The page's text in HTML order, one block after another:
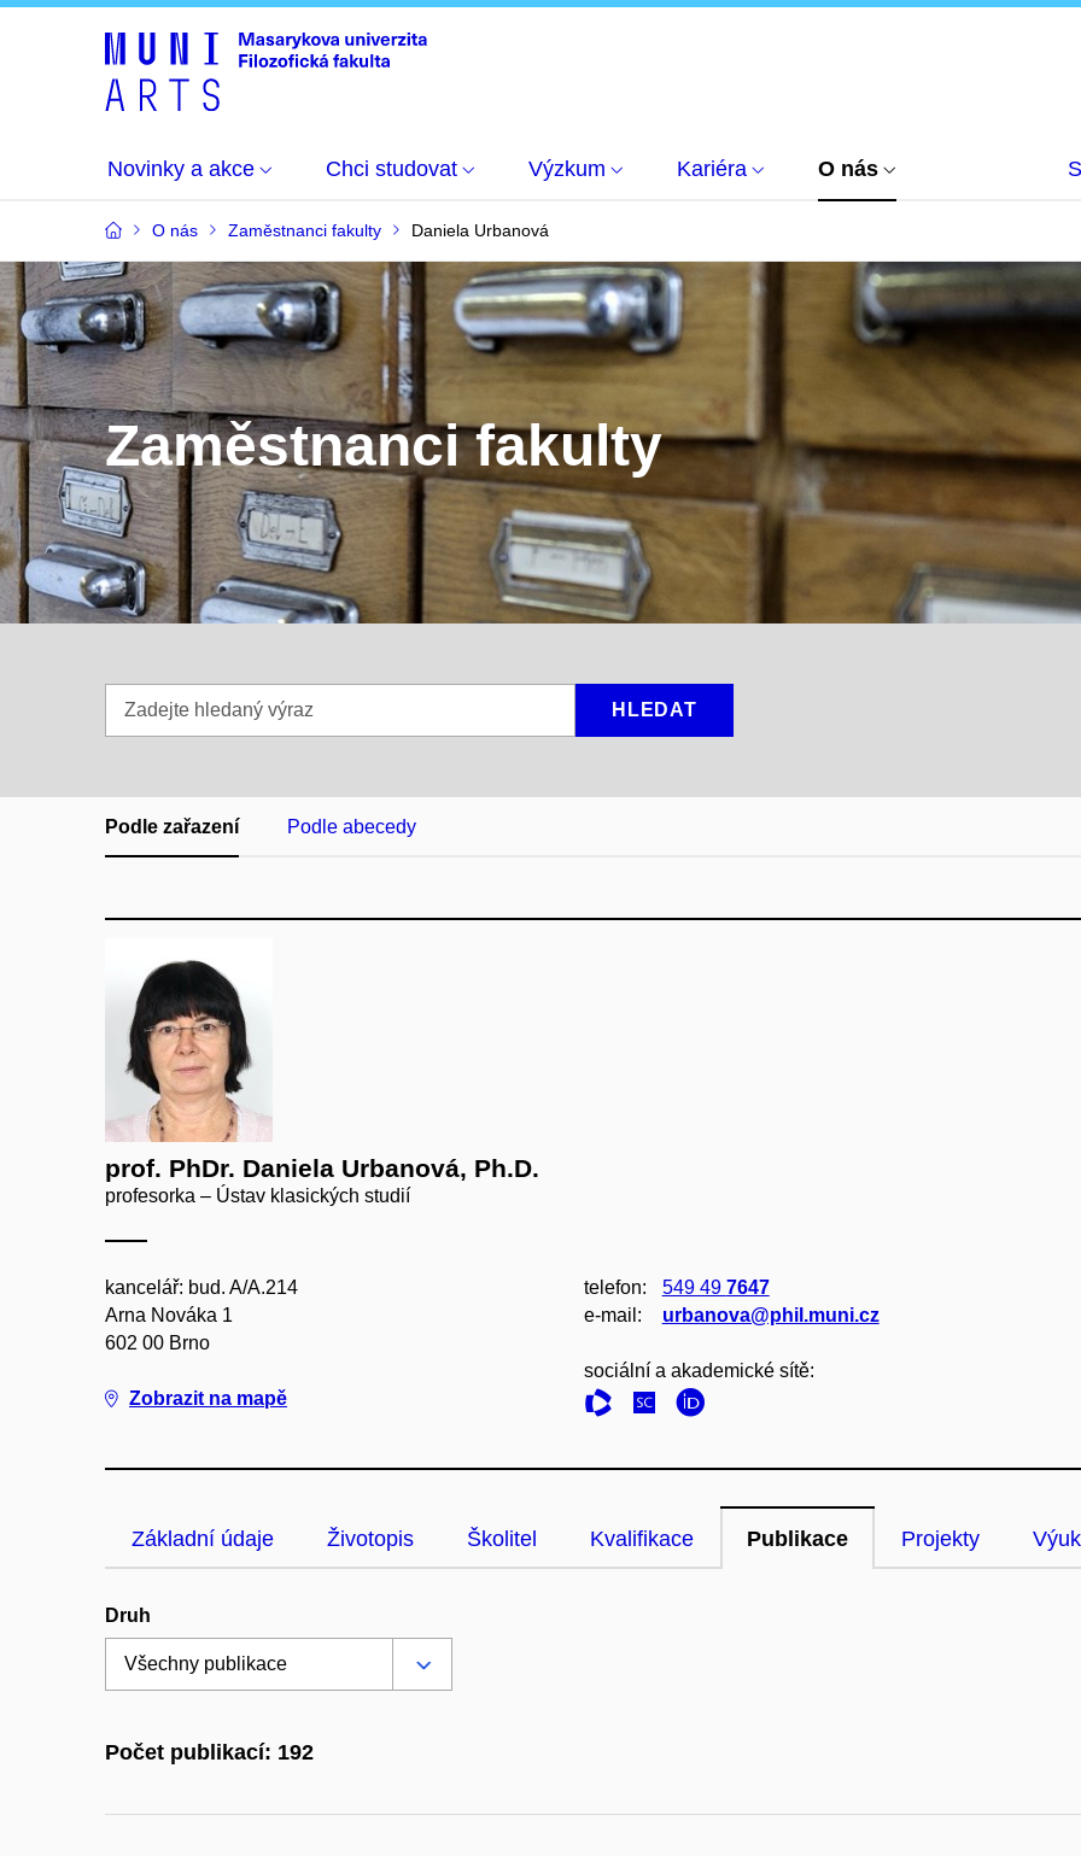
Novinky a akce Chci studovat Výzkum Kariéra O nás
O nás Zaměstnanci fakulty Daniela Urbanová
Zaměstnanci fakulty
hledaný
HLEDAT
Podle zařazení Podle abecedy
prof. PhDr. Daniela Urbanová, Ph.D.
profesorka – Ústav klasických studií
kancelář: bud. A/A.214
Arna Nováka 1
602 00 Brno
Zobrazit na mapě
telefon: 549 49 7647
e‑mail:
urbanova@phil.muni.cz
sociální a akademické sítě:
Základní údaje Životopis Školitel Kvalifikace Publikace Projekty
Druh
Počet publikací: 192